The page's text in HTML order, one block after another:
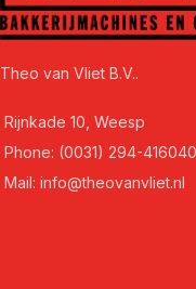
Theo van Vliet B.V..
Rijnkade 10, Weesp
Phone: (0031) 294-416040
Mail: info@theovanvliet.nl